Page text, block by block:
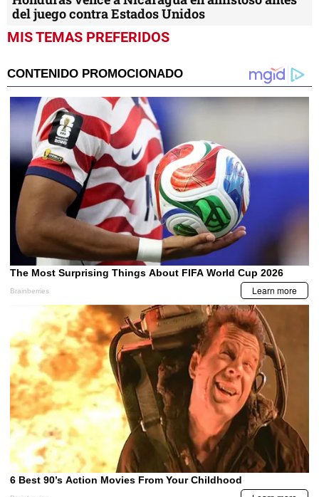
del juego contra Estados Unidos
MIS TEMAS PREFERIDOS